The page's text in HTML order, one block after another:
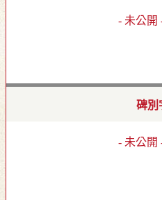
- 未公開
碑別
- 未公開